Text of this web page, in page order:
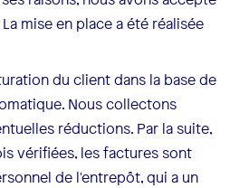
La mise en place a été réalisée
du client dans la base de
Nous collectons
réductions. Par la suite,
vérifiées, les factures sont
de l'entrepôt, qui a un